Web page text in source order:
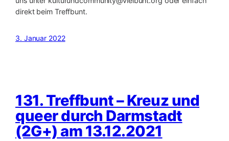
direkt beim Treffbunt.
3. Januar 2022
131. Treffbunt – Kreuz und
queer durch Darmstadt
(2G+) am 13.12.2021